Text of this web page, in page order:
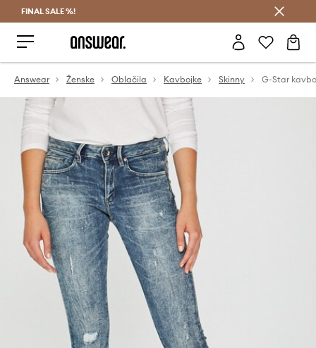
FINAL SALE %!
Answear Ženske Oblačila Kavbojke Skinny G-Star